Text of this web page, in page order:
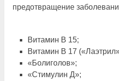
предотвращение
Витамин В 15;
Витамин В 17
«Болиголов»;
«Стимулин Д»;